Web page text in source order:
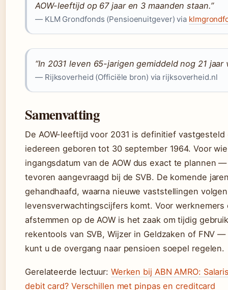
AOW-leeftijd op 67 jaar en 3 maanden staan.”
— KLM Grondfonds (Pensioenuitgever) via
“In 2031 leven 65-jarigen gemiddeld nog 21 jaar
— Rijksoverheid (Officiële bron) via rijksoverheid.nl
Samenvatting
De AOW-leeftijd voor 2031 is definitief
iedereen geboren tot 30 september 1964. Voor
ingangsdatum van de AOW dus exact te plannen
tevoren aangevraagd bij de SVB. De komende
gehandhaafd, waarna nieuwe vaststellingen
levensverwachtingscijfers komt. Voor
afstemmen op de AOW is het zaak om tijdig
rekentools van SVB, Wijzer in Geldzaken of FNV
kunt u de overgang naar pensioen soepel regelen.
Gerelateerde lectuur: Werken bij ABN AMRO:
debit card? Verschillen met pinpas en creditcard